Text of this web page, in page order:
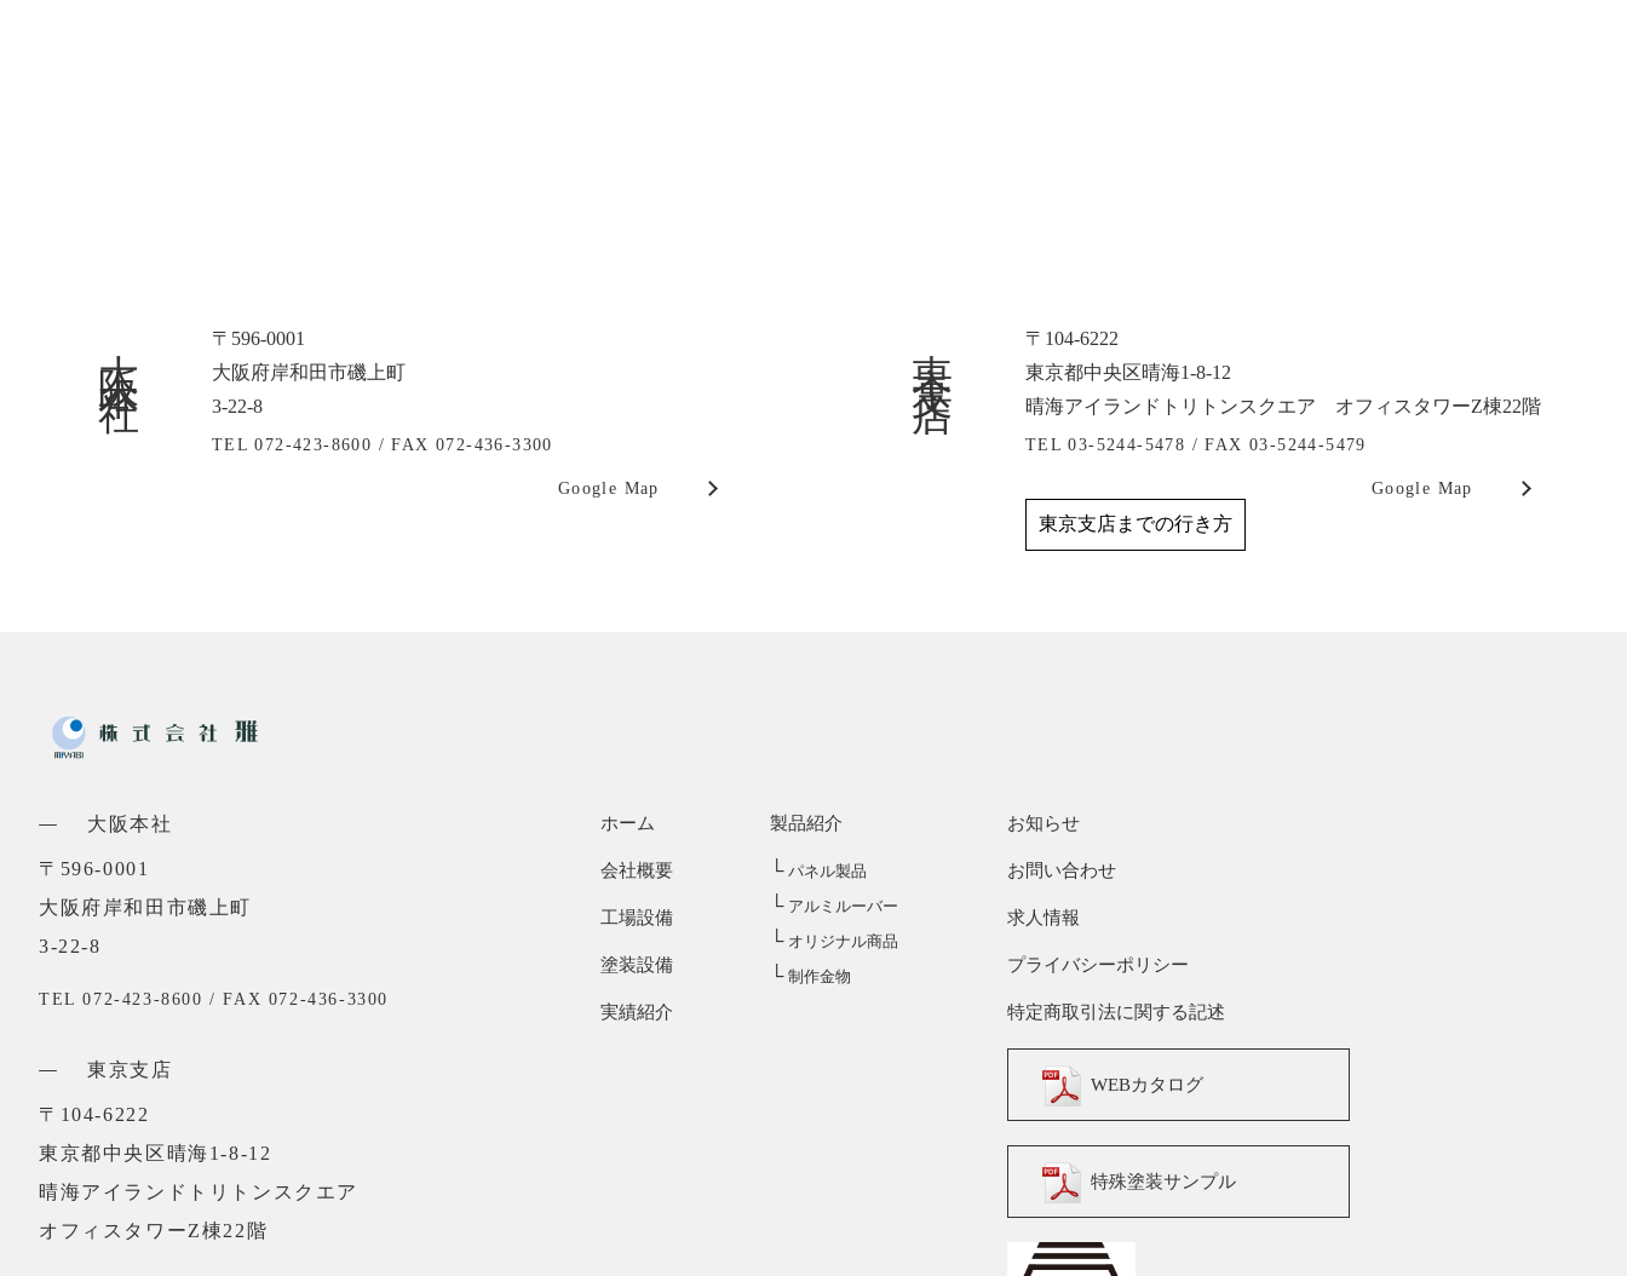
大阪本社
〒596-0001
大阪府岸和田市磯上町
3-22-8
TEL 072-423-8600 /FAX 072-436-3300
Google Map
東京支店
〒104-6222
東京都中央区晴海1-8-12
晴海アイランドトリトンスクエア オフィスタワーZ棟22階
TEL 03-5244-5478 /FAX 03-5244-5479
Google Map
東京支店までの行き方
大阪本社
〒596-0001
大阪府岸和田市磯上町
3-22-8
TEL 072-423-8600 / FAX 072-436-3300
東京支店
〒104-6222
東京都中央区晴海1-8-12
晴海アイランドトリトンスクエア
オフィスタワーZ棟22階
ホーム
会社概要
工場設備
塗装設備
実績紹介
製品紹介
└ パネル製品
└ アルミルーバー
└ オリジナル商品
└ 制作金物
お知らせ
お問い合わせ
求人情報
プライバシーポリシー
特定商取引法に関する記述
WEBカタログ
特殊塗装サンプル